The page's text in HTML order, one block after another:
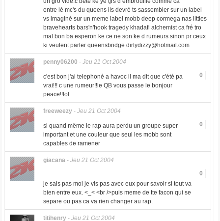
entre lé mc's du queens ils devré ts sassembler sur un label
vs imaginé sur un meme label mobb deep cormega nas littles
bravehearts bars'n'hook tragedy khadafi alchemist ca fré tro
mal bon ba esperon ke ce ne son ke d rumeurs sinon pr ceux
ki veulent parler queensbridge dirtydizzy@hotmail.com
penny06200 - Jeu 21 Oct 2004
0
c'est bon j'ai telephoné a havoc il ma dit que c'été pa
vrai!!! c une rumeur!!le QB vous passe le bonjour
peace!!lol
freeweezy- Jeu 21 Oct 2004
0
si quand même le rap aura perdu un groupe super
important et une couleur que seul les mobb sont
capables de ramener
giacana- Jeu 21 Oct 2004
0
je sais pas moi je vis pas avec eux pour savoir si tout va
bien entre eux. <_< <br />puis meme de tte facon qui se
separe ou pas ca va rien changer au rap.
titihenry- Jeu 21 Oct 2004